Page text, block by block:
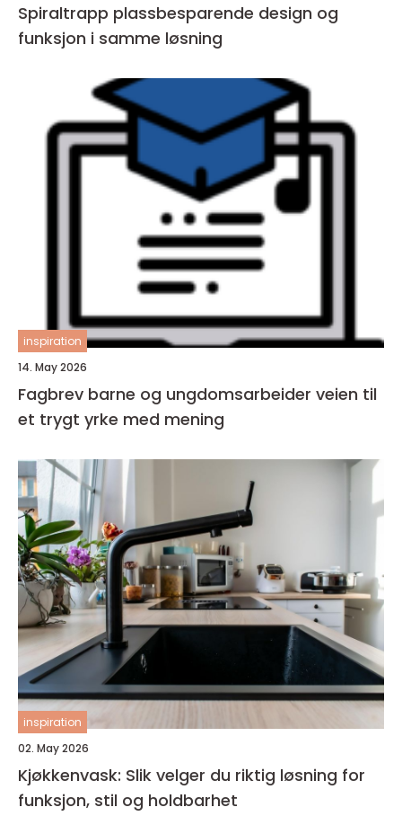
Spiraltrapp plassbesparende design og
funksjon i samme løsning
inspiration
14. May 2026
Fagbrev barne og ungdomsarbeider veien til
et trygt yrke med mening
inspiration
02. May 2026
Kjøkkenvask: Slik velger du riktig løsning for
funksjon, stil og holdbarhet